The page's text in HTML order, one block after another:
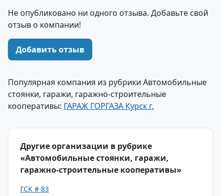
Не опубликовано ни одного отзыва. Добавьте свой
отзыв о компании!
Добавить отзыв
Популярная компания из рубрики Автомобильные
стоянки, гаражи, гаражно-строительные
кооперативы: ГАРАЖ ГОРГАЗА Курск г.
Другие организации в рубрике
«Автомобильные стоянки, гаражи,
гаражно-строительные кооперативы»
ГСК # 83